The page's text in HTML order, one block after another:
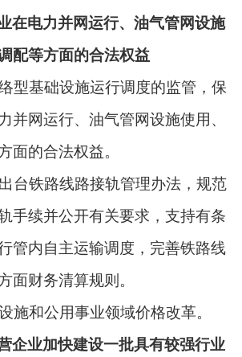
在电力并网运行、油气管网设施
配等方面的合法权益
型基础设施运行调度的监管，保
并网运行、油气管网设施使用、
面的合法权益。
台铁路线路接轨管理办法，规范
手续并公开有关要求，支持有条
管内自主运输调度，完善铁路线
面财务清算规则。
施和公用事业领域价格改革。
企业加快建设一批具有较强行业